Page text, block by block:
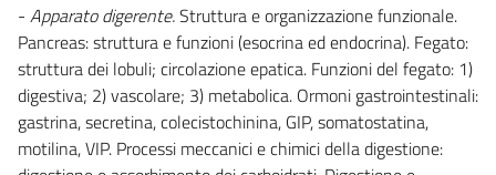
- Apparato digerente.Struttura e organizzazione funzionale.
Pancreas: struttura e funzioni (esocrina ed endocrina). Fegato:
struttura dei lobuli; circolazione epatica. Funzioni del fegato: 1)
digestiva; 2) vascolare; 3) metabolica. Ormoni gastrointestinali:
gastrina, secretina, colecistochinina, GIP, somatostatina,
motilina, VIP. Processi meccanici e chimici della digestione: